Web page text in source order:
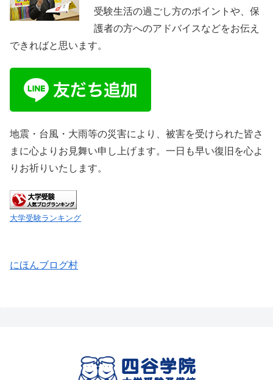
受験生活の過ごし方のポイントや、保
護者の方へのアドバイスなどをお伝え
できればと思います。
地震・台風・大雨等の災害により、被害を受けられた皆さ
まに心よりお見舞い申し上げます。一日も早い復旧を心よ
りお祈りいたします。
大学受験ランキング
にほんブログ村